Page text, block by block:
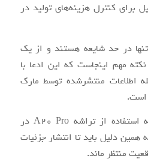
برای کنترل هزینه‌های تولید در
در حد شایعه هستند و از یک
مهم اینجاست که این ادعا با
اطلاعات منتشرشده توسط مارک
است.
گزارش‌های قبلی همچنان به استفاده از تراشه A20 Pro در
و به همین دلیل باید تا انتشار جزئیات
منتظر ماند.